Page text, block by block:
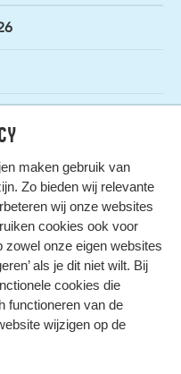
maken gebruik van
Zo bieden wij relevante
wij onze websites
cookies ook voor
zowel onze eigen websites
als je dit niet wilt. Bij
cookies die
functioneren van de
wijzigen op de
SAMEN